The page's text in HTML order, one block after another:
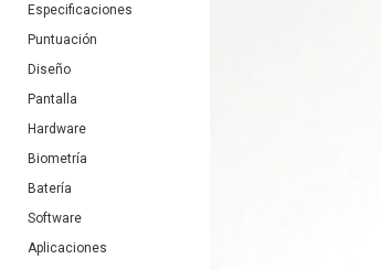
Especificaciones
Puntuación
Diseño
Pantalla
Hardware
Biometría
Batería
Software
Aplicaciones